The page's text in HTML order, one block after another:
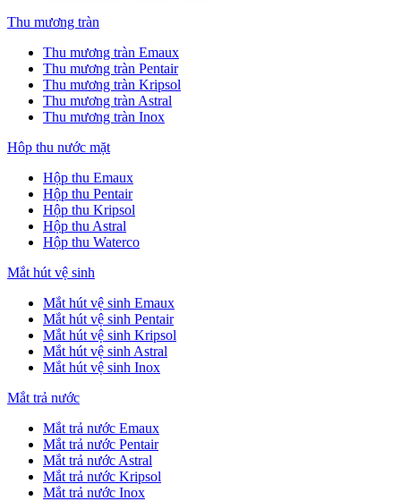
Thu mương tràn
Thu mương tràn Emaux
Thu mương tràn Pentair
Thu mương tràn Kripsol
Thu mương tràn Astral
Thu mương tràn Inox
Hôp thu nước mặt
Hộp thu Emaux
Hộp thu Pentair
Hộp thu Kripsol
Hộp thu Astral
Hộp thu Waterco
Mắt hút vệ sinh
Mắt hút vệ sinh Emaux
Mắt hút vệ sinh Pentair
Mắt hút vệ sinh Kripsol
Mắt hút vệ sinh Astral
Mắt hút vệ sinh Inox
Mắt trả nước
Mắt trả nước Emaux
Mắt trả nước Pentair
Mắt trả nước Astral
Mắt trả nước Kripsol
Mắt trả nước Inox